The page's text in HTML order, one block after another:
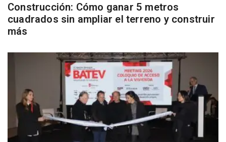
Construcción: Cómo ganar 5 metros
cuadrados sin ampliar el terreno y construir
más